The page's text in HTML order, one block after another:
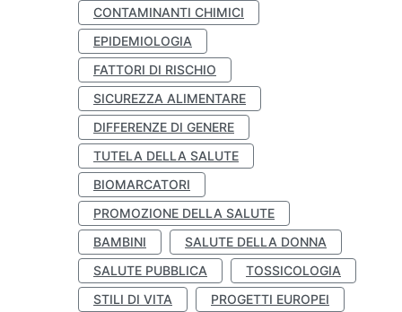
CONTAMINANTI CHIMICI
EPIDEMIOLOGIA
FATTORI DI RISCHIO
SICUREZZA ALIMENTARE
DIFFERENZE DI GENERE
TUTELA DELLA SALUTE
BIOMARCATORI
PROMOZIONE DELLA SALUTE
BAMBINI
SALUTE DELLA DONNA
SALUTE PUBBLICA
TOSSICOLOGIA
STILI DI VITA
PROGETTI EUROPEI